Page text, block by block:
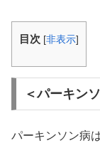
目次 [非表示]
＜パーキン
パーキンソン病